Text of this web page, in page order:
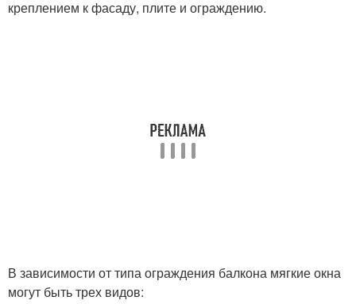
креплением к фасаду, плите и ограждению.
В зависимости от типа ограждения балкона мягкие окна
могут быть трех видов: